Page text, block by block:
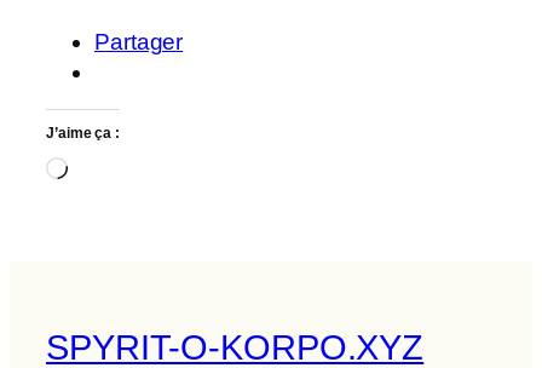
Partager
J’aime ça :
Chargement…
SPYRIT-O-KORPO.XYZ